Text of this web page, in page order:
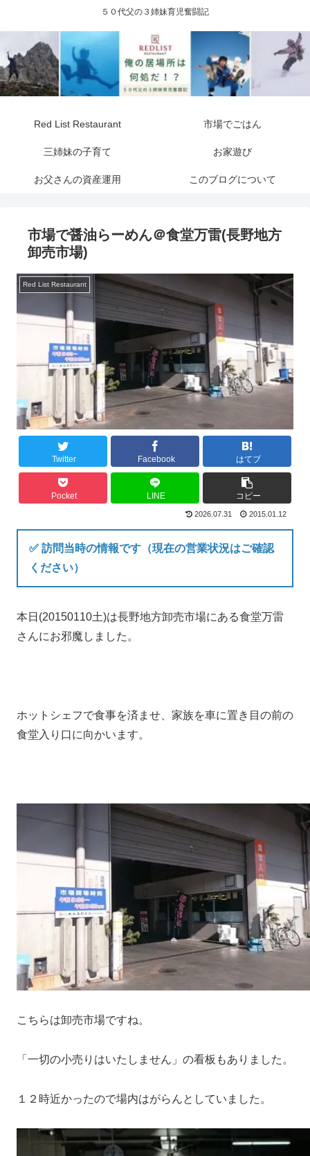
５０代父の３姉妹育児奮闘記
Red List Restaurant 市場でごはん
三姉妹の子育て お家遊び
お父さんの資産運用 このブログについて
市場で醤油らーめん＠食堂万雷(長野地方
卸売市場)
Red List Restaurant
Twitter Facebook はてブ
Pocket LINE コピー
2026.07.31 2015.01.12
✅ 訪問当時の情報です（現在の営業状況はご確認
ください）
本日(20150110土)は長野地方卸売市場にある食堂万雷
さんにお邪魔しました。
ホットシェフで食事を済ませ、家族を車に置き目の前の
食堂入り口に向かいます。
こちらは卸売市場ですね。
「一切の小売りはいたしません」の看板もありました。
１２時近かったので場内はがらんとしていました。